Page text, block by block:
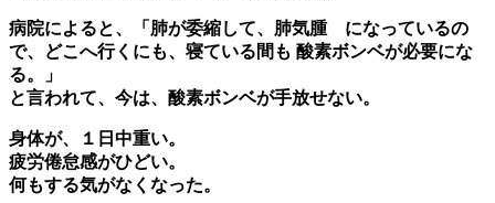
病院によると、「肺が委縮して、肺気腫 になっているの
で、どこへ行くにも、寝ている間も 酸素ボンベが必要にな
る。」
と言われて、今は、酸素ボンベが手放せない。
身体が、１日中重い。
疲労倦怠感がひどい。
何もする気がなくなった。